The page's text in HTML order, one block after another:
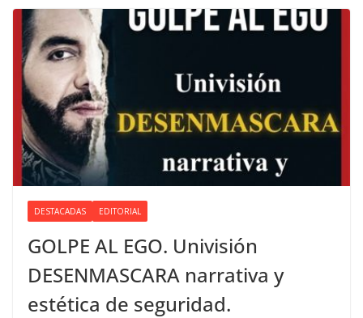
DESTACADAS EDITORIAL
GOLPE AL EGO. Univisión
DESENMASCARA narrativa y
estética de seguridad.